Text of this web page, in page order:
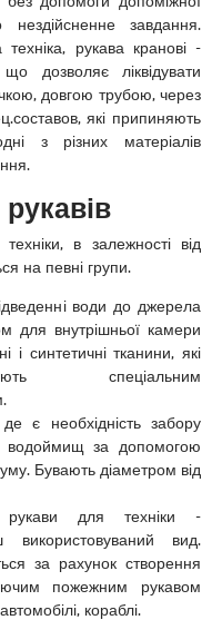
завдання.
рукава кранові -
дозволяє ліквідувати
довгою трубою, через
які припиняють
з різних матеріалів
в залежності від
на певні групи.
води до джерела
для внутрішньої камери
і синтетичні тканини, які
спеціальним
є необхідність забору
водоймищ за допомогою
Бувають діаметром від
рукави для техніки -
використовуваний вид.
за рахунок створення
пожежним рукавом
кораблі.